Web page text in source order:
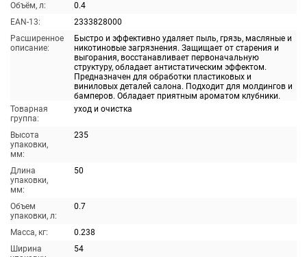
Объём, л:
0.4
EAN-13:
2333828000
Расширенное
описание:
Быстро и эффективно удаляет пыль, грязь, масляные и
никотиновые загрязнения. Защищает от старения и
выгорания, восстанавливает первоначальную
структуру, обладает антистатическим эффектом.
Предназначен для обработки пластиковых и
виниловых деталей салона. Подходит для молдингов и
бамперов. Обладает приятным ароматом клубники.
Товарная
группа:
уход и очистка
Высота
упаковки,
мм:
235
Длина
упаковки,
мм:
50
Объем
упаковки, л:
0.7
Масса, кг:
0.238
Ширина
54